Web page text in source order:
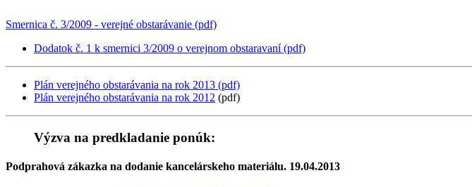
Smernica č. 3/2009 - verejné obstarávanie (pdf)
Dodatok č. 1 k smernici 3/2009 o verejnom obstaravaní (pdf)
Plán verejného obstarávania na rok 2013 (pdf)
Plán verejného obstarávania na rok 2012 (pdf)
Výzva na predkladanie ponúk:
Podprahová zákazka na dodanie kancelárskeho materiálu. 19.04.2013